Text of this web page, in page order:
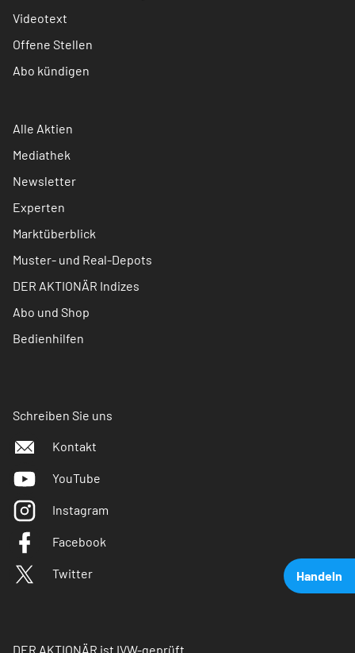
Handeln
Videotext
Offene Stellen
Abo kündigen
Alle Aktien
Mediathek
Newsletter
Experten
Marktüberblick
Muster- und Real-Depots
DER AKTIONÄR Indizes
Abo und Shop
Bedienhilfen
Schreiben Sie uns
Kontakt
YouTube
Instagram
Facebook
Twitter
DER AKTIONÄR ist IVW-geprüft